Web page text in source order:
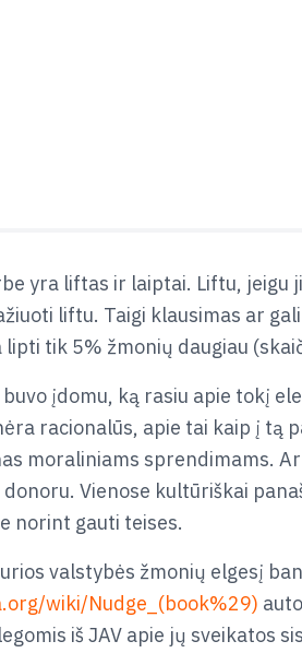
yra liftas ir laiptai. Liftu, jeigu
liftu. Taigi klausimas ar
tik 5% žmonių daugiau
buvo įdomu, ką rasiu apie tokį
racionalūs, apie tai kaip į tą
moraliniams sprendimams.
Vienose kultūriškai
norint gauti teises.
valstybės žmonių elgesį
wiki/Nudge_(book%29)
iš JAV apie jų sveikatos